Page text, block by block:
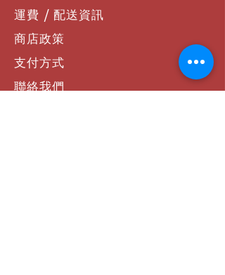
運費 / 配送資訊
商店政策
支付方式
聯絡我們